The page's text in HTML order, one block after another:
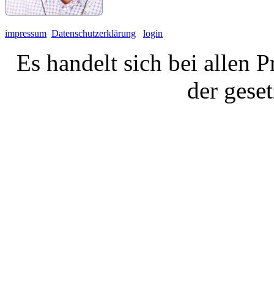
impressum Datenschutzerklärung login
Es handelt sich bei allen
der